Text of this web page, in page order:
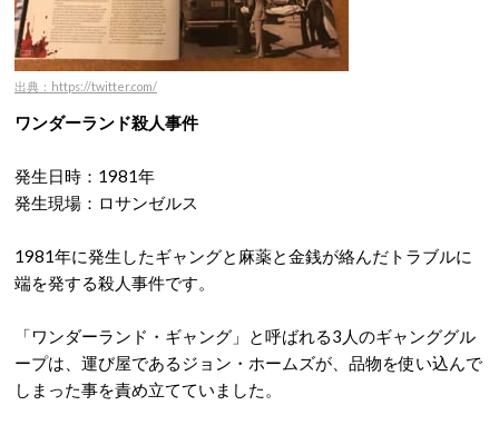
出典：https://twitter.com/
ワンダーランド殺人事件
発生日時：1981年
発生現場：ロサンゼルス
1981年に発生したギャングと麻薬と金銭が絡んだトラブルに
端を発する殺人事件です。
「ワンダーランド・ギャング」と呼ばれる3人のギャンググル
ープは、運び屋であるジョン・ホームズが、品物を使い込んで
しまった事を責め立てていました。